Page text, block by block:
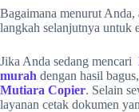
Bagaimana menurut
langkah selanjutnya untuk
Jika Anda sedang mencari
murah dengan hasil
Mutiara Copier. Selain
layanan cetak dokumen